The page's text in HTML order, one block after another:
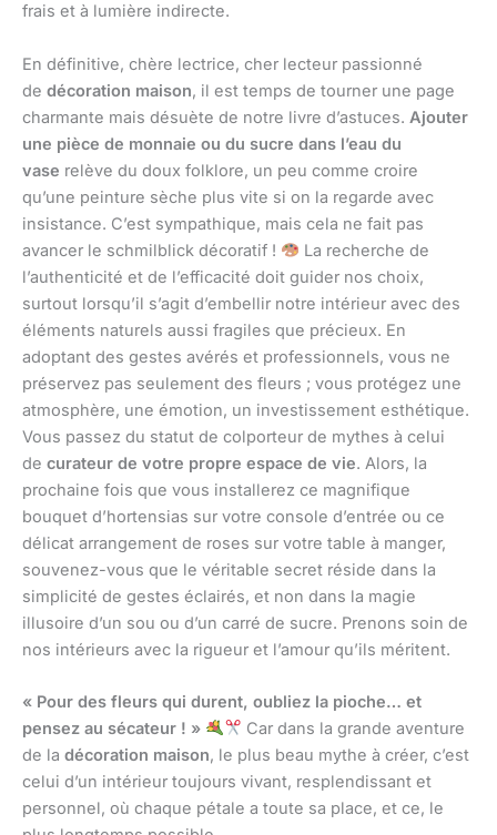
frais et à lumière indirecte.
En définitive, chère lectrice, cher lecteur passionné
de décoration maison, il est temps de tourner une page
charmante mais désuète de notre livre d’astuces. Ajouter
une pièce de monnaie ou du sucre dans l’eau du
vase relève du doux folklore, un peu comme croire
qu’une peinture sèche plus vite si on la regarde avec
insistance. C’est sympathique, mais cela ne fait pas
avancer le schmilblick décoratif !
La recherche de
l’authenticité et de l’efficacité doit guider nos choix,
surtout lorsqu’il s’agit d’embellir notre intérieur avec des
éléments naturels aussi fragiles que précieux. En
adoptant des gestes avérés et professionnels, vous ne
préservez pas seulement des fleurs ; vous protégez une
atmosphère, une émotion, un investissement esthétique.
Vous passez du statut de colporteur de mythes à celui
de curateur de votre propre espace de vie. Alors, la
prochaine fois que vous installerez ce magnifique
bouquet d’hortensias sur votre console d’entrée ou ce
délicat arrangement de roses sur votre table à manger,
souvenez-vous que le véritable secret réside dans la
simplicité de gestes éclairés, et non dans la magie
illusoire d’un sou ou d’un carré de sucre. Prenons soin de
nos intérieurs avec la rigueur et l’amour qu’ils méritent.
« Pour des fleurs qui durent, oubliez la pioche… et
pensez au sécateur ! »
Car dans la grande aventure
de la décoration maison, le plus beau mythe à créer, c’est
celui d’un intérieur toujours vivant, resplendissant et
personnel, où chaque pétale a toute sa place, et ce, le